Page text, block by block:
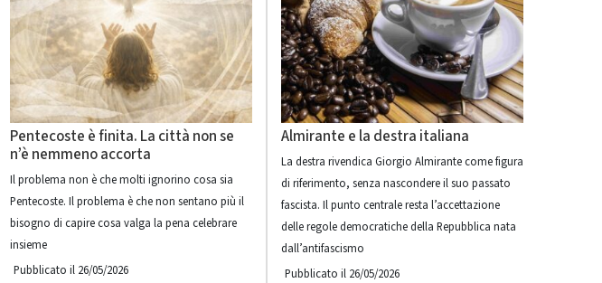
Pentecoste è finita. La città non se
n’è nemmeno accorta
Il problema non è che molti ignorino cosa sia
Pentecoste. Il problema è che non sentano più il
bisogno di capire cosa valga la pena celebrare
insieme
Pubblicato il 26/05/2026
Almirante e la destra italiana
La destra rivendica Giorgio Almirante come figura
di riferimento, senza nascondere il suo passato
fascista. Il punto centrale resta l’accettazione
delle regole democratiche della Repubblica nata
dall’antifascismo
Pubblicato il 26/05/2026